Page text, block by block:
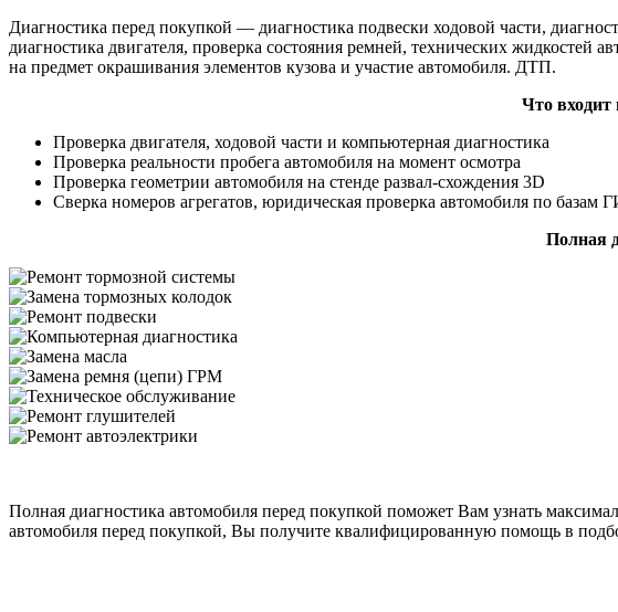
Диагностика перед покупкой — диагностика подвески ходовой части,
диагностика двигателя, проверка состояния ремней, технических жидкостей
на предмет окрашивания элементов кузова и участие автомобиля. ДТП.
Что входит
Проверка двигателя, ходовой части и компьютерная диагностика
Проверка реальности пробега автомобиля на момент осмотра
Проверка геометрии автомобиля на стенде развал-схождения 3D
Сверка номеров агрегатов, юридическая проверка автомобиля по базам
Полная
Полная диагностика автомобиля перед покупкой поможет Вам узнать
автомобиля перед покупкой, Вы получите квалифицированную помощь в